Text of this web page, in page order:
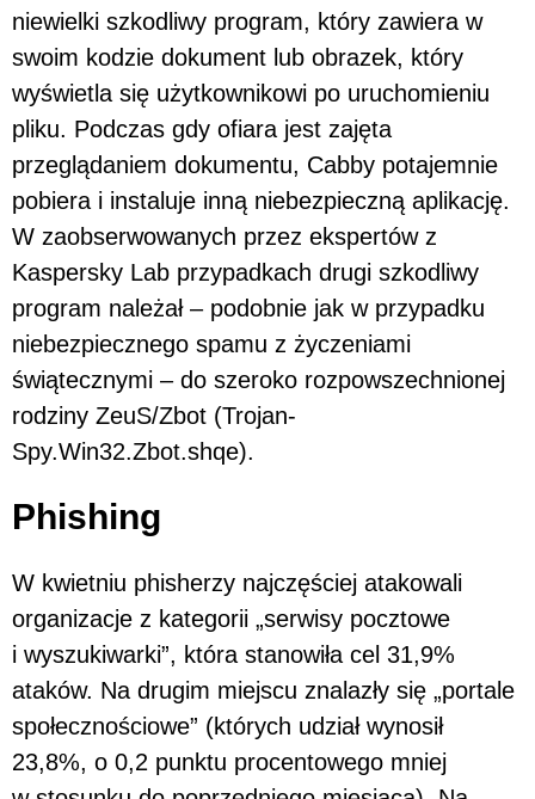
niewielki szkodliwy program, który zawiera w
swoim kodzie dokument lub obrazek, który
wyświetla się użytkownikowi po uruchomieniu
pliku. Podczas gdy ofiara jest zajęta
przeglądaniem dokumentu, Cabby potajemnie
pobiera i instaluje inną niebezpieczną aplikację.
W zaobserwowanych przez ekspertów z
Kaspersky Lab przypadkach drugi szkodliwy
program należał – podobnie jak w przypadku
niebezpiecznego spamu z życzeniami
świątecznymi – do szeroko rozpowszechnionej
rodziny ZeuS/Zbot (Trojan-
Spy.Win32.Zbot.shqe).
Phishing
W kwietniu phisherzy najczęściej atakowali
organizacje z kategorii „serwisy pocztowe
i wyszukiwarki”, która stanowiła cel 31,9%
ataków. Na drugim miejscu znalazły się „portale
społecznościowe” (których udział wynosił
23,8%, o 0,2 punktu procentowego mniej